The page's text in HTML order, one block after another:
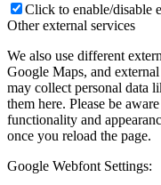
Click to enable/disable
Other external services
We also use different
Google Maps, and
may collect personal data
them here. Please be
functionality and
once you reload the page.
Google Webfont Settings: